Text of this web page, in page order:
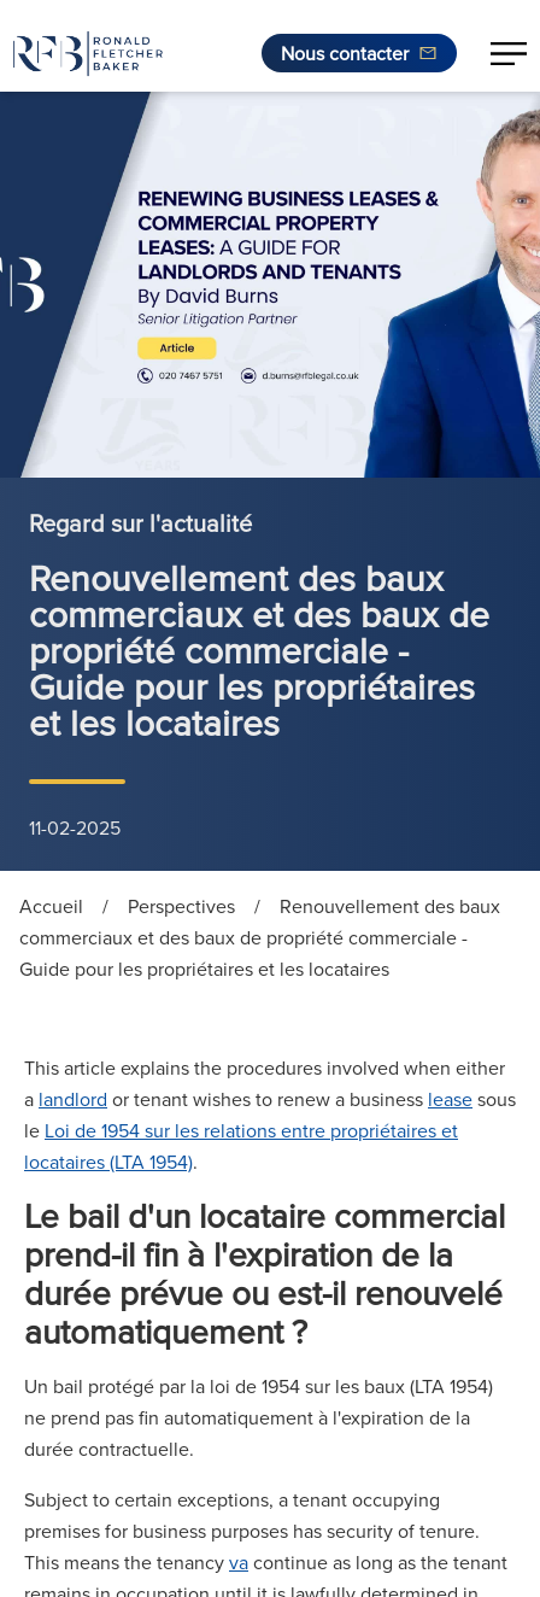
Nous contacter
Regard sur l'actualité
Renouvellement des baux
commerciaux et des baux de
propriété commerciale -
Guide pour les propriétaires
et les locataires
11-02-2025
Accueil / Perspectives /
Renouvellement des baux
commerciaux et des baux de propriété commerciale -
Guide pour les propriétaires et les locataires
This article explains the procedures involved when either
a landlord or tenant wishes to renew a business leasesous
le Loi de 1954 sur les relations entre propriétaires et
locataires (LTA 1954).
Le bail d'un locataire commercial
prend-il fin à l'expiration de la
durée prévue ou est-il renouvelé
automatiquement ?
Un bail protégé par la loi de 1954 sur les baux (LTA 1954)
ne prend pas fin automatiquement à l'expiration de la
durée contractuelle.
Subject to certain exceptions, a tenant occupying
premises for business purposes has security of tenure.
This means the tenancyvacontinue as long as the tenant